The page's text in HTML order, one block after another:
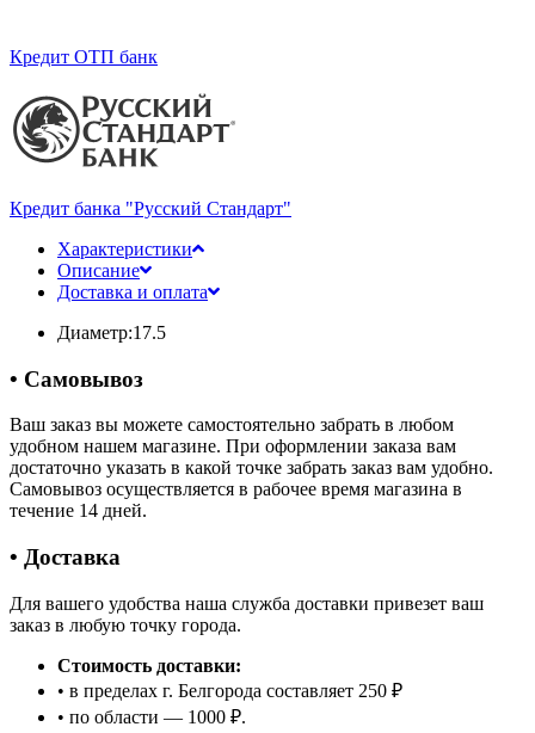
Кредит ОТП банк
Кредит банка "Русский Стандарт"
Характеристики
Описание
Доставка и оплата
Диаметр:17.5
• Самовывоз
Ваш заказ вы можете самостоятельно забрать в любом
удобном нашем магазине. При оформлении заказа вам
достаточно указать в какой точке забрать заказ вам удобно.
Самовывоз осуществляется в рабочее время магазина в
течение 14 дней.
• Доставка
Для вашего удобства наша служба доставки привезет ваш
заказ в любую точку города.
Стоимость доставки:
• в пределах г. Белгорода составляет 250 ₽
• по области — 1000 ₽.